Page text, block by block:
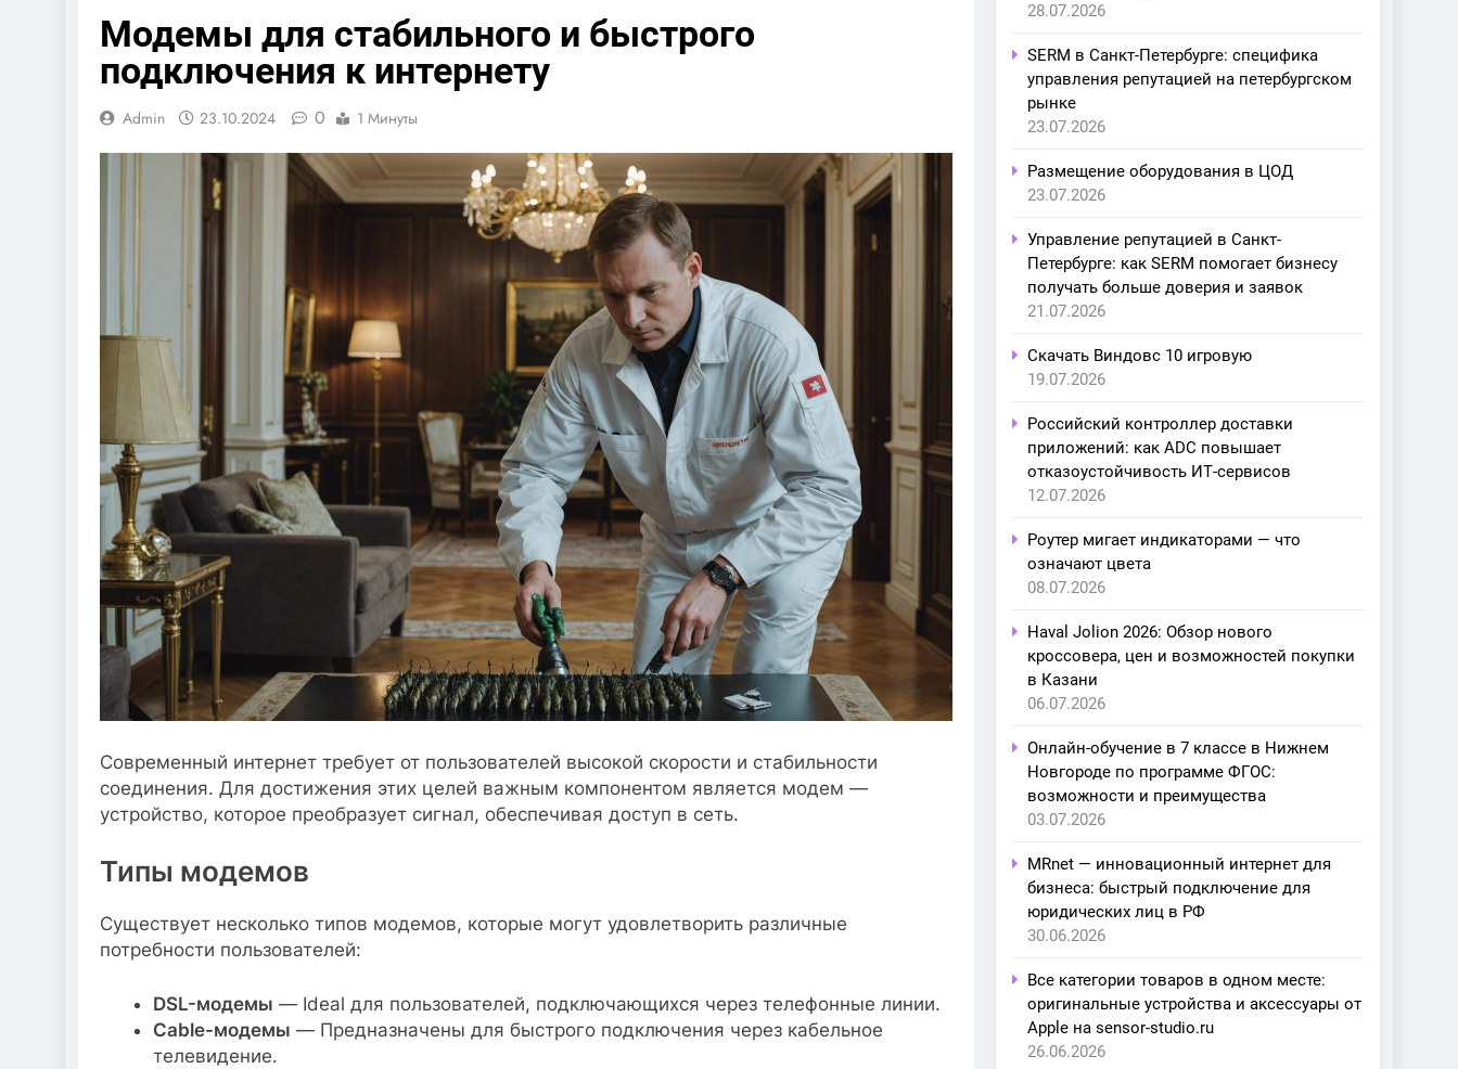
Модемы для стабильного и быстрого
подключения к интернету
Admin 23.10.2024 0 1 Минуты
Современный интернет требует от пользователей высокой скорости и стабильности
соединения. Для достижения этих целей важным компонентом является модем —
устройство, которое преобразует сигнал, обеспечивая доступ в сеть.
Типы модемов
Существует несколько типов модемов, которые могут удовлетворить различные
потребности пользователей:
DSL-модемы — Ideal для пользователей, подключающихся через телефонные линии.
Cable-модемы — Предназначены для быстрого подключения через кабельное
телевидение.
28.07.2026
SERM в Санкт-Петербурге: специфика
управления репутацией на петербургском
рынке
23.07.2026
Размещение оборудования в ЦОД
23.07.2026
Управление репутацией в Санкт-
Петербурге: как SERM помогает бизнесу
получать больше доверия и заявок
21.07.2026
Скачать Виндовс 10 игровую
19.07.2026
Российский контроллер доставки
приложений: как ADC повышает
отказоустойчивость ИТ-сервисов
12.07.2026
Роутер мигает индикаторами — что
означают цвета
08.07.2026
Haval Jolion 2026: Обзор нового
кроссовера, цен и возможностей покупки
в Казани
06.07.2026
Онлайн-обучение в 7 классе в Нижнем
Новгороде по программе ФГОС:
возможности и преимущества
03.07.2026
MRnet — инновационный интернет для
бизнеса: быстрый подключение для
юридических лиц в РФ
30.06.2026
Все категории товаров в одном месте:
оригинальные устройства и аксессуары от
Apple на sensor-studio.ru
26.06.2026